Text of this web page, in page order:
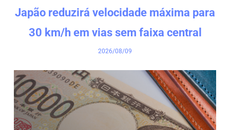
Japão reduzirá velocidade máxima para
30 km/h em vias sem faixa central
2026/08/09